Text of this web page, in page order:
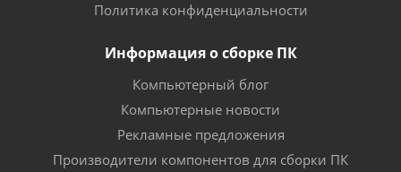
Политика конфиденциальности
Информация о сборке ПК
Компьютерный блог
Компьютерные новости
Рекламные предложения
Производители компонентов для сборки ПК